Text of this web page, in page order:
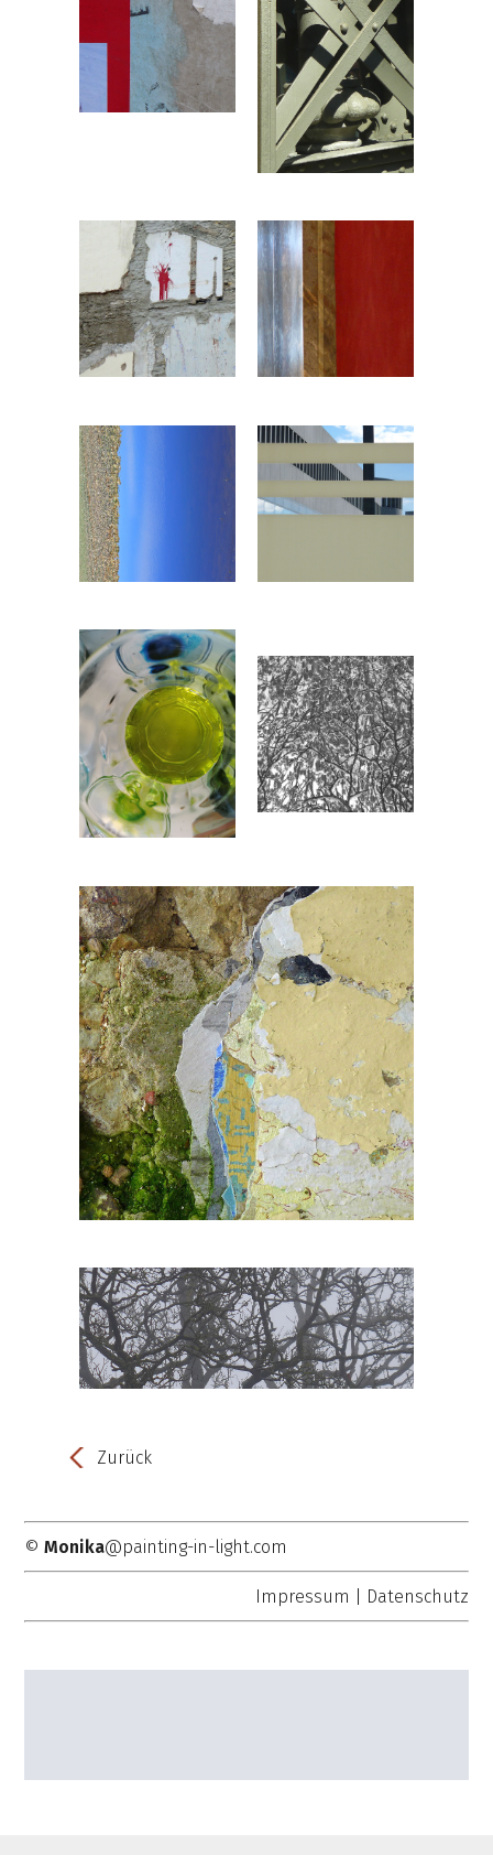
Zurück
©Monika@painting-in-light.com
Impressum Datenschutz